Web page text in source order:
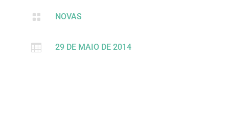
 NOVAS
 29 DE MAIO DE 2014